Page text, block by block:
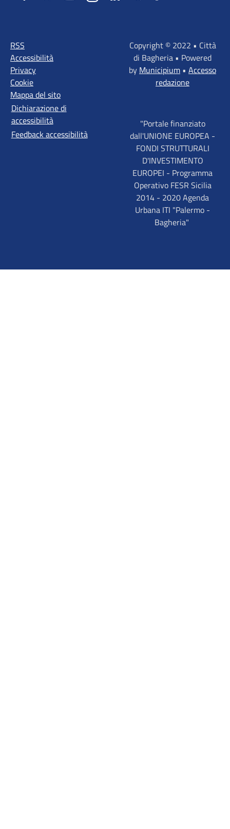
RSS
Accessibilità
Privacy
Cookie
Mappa del sito
Dichiarazione di
accessibilità
Feedback accessibilità
Copyright © 2022 • Città
di Bagheria • Powered
by Municipium • Accesso
redazione
"Portale finanziato
dall'UNIONE EUROPEA -
FONDI STRUTTURALI
D'INVESTIMENTO
EUROPEI - Programma
Operativo FESR Sicilia
2014 - 2020 Agenda
Urbana ITI "Palermo -
Bagheria"